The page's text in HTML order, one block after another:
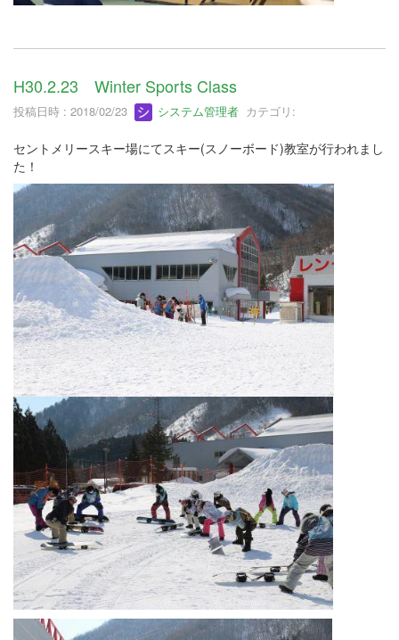
H30.2.23 Winter Sports Class
投稿日時 : 2018/02/23 システム管理者 カテゴリ:
セントメリースキー場にてスキー(スノーボード)教室が行われまし
た！